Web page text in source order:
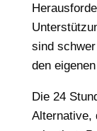
sind
den
Die 24
Alternative,